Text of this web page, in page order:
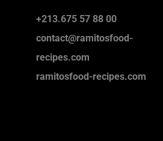
+213.675 57 88 00
contact@ramitosfood-
recipes.com
ramitosfood-recipes.com